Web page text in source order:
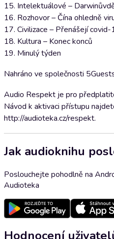
15. Intelektuálové –
16. Rozhovor – Čína ohledně
17. Civilizace – Přenášejí covid-
18. Kultura – Konec konců
19. Minulý týden
Nahráno ve společnosti
Audio Respekt je pro
Návod k aktivaci přístupu
http://audioteka.cz/respekt.
Jak audioknihu
Poslouchejte pohodlně na
Audioteka
Hodnocení